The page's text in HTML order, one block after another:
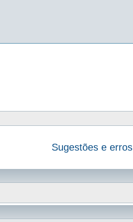
Sugestões e erros